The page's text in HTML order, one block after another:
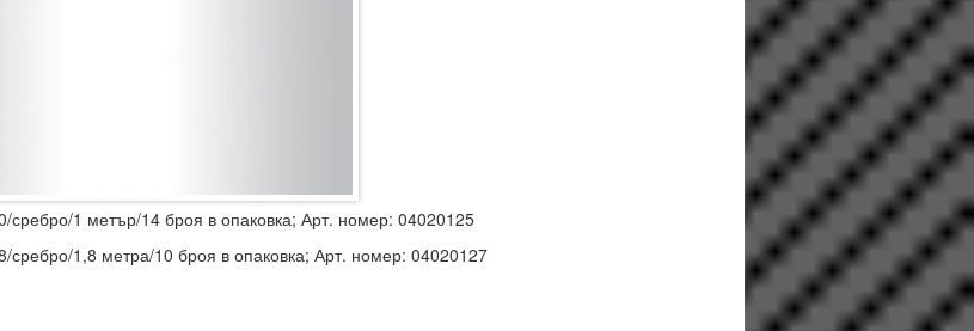
сребро/1 метър/14 броя в опаковка; Арт. номер: 04020125
сребро/1,8 метра/10 броя в опаковка; Арт. номер: 04020127